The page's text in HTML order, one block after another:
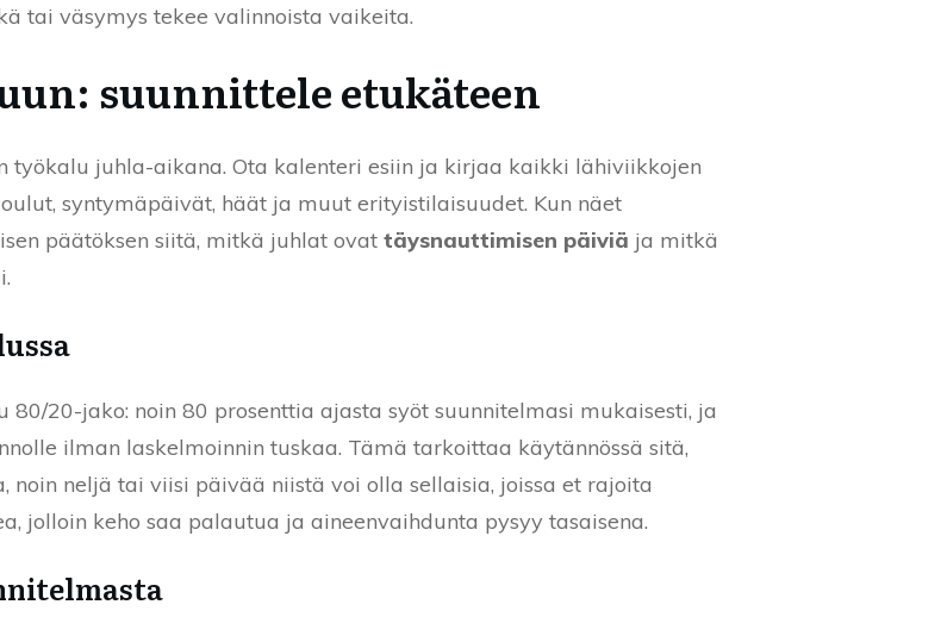
tai väsymys tekee valinnoista vaikeita.
suunnittele etukäteen
työkalu juhla-aikana. Ota kalenteri esiin ja kirjaa kaikki lähiviikkojen
syntymäpäivät, häät ja muut erityistilaisuudet. Kun näet
päätöksen siitä, mitkä juhlat ovat täysnauttimisen päiviä ja mitkä
80/20-jako: noin 80 prosenttia ajasta syöt suunnitelmasi mukaisesti, ja
ilman laskelmoinnin tuskaa. Tämä tarkoittaa käytännössä sitä,
noin neljä tai viisi päivää niistä voi olla sellaisia, joissa et rajoita
jolloin keho saa palautua ja aineenvaihdunta pysyy tasaisena.